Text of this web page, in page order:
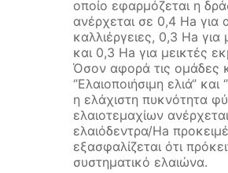
οποίο εφαρμόζεται η
ανέρχεται σε 0,4 Ha για
καλλιέργειες, 0,3 Ha για
και 0,3 Ha για μεικτές
Όσον αφορά τις ομάδες
‘’Ελαιοποιήσιμη ελιά‘’ και
η ελάχιστη πυκνότητα
ελαιοτεμαχίων
ελαιόδεντρα/Ha
εξασφαλίζεται ότι
συστηματικό ελαιώνα.